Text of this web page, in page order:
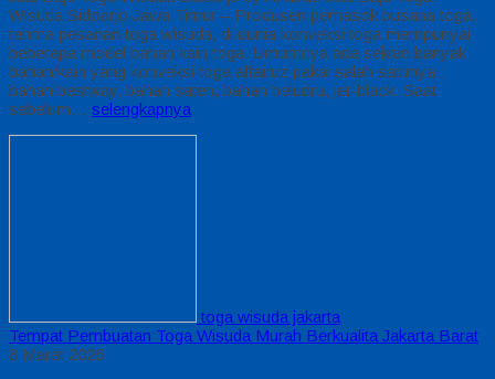
Wisuda Sidoarjo Jawa Timur – Produsen pemasok busana toga.
terima pesanan toga wisuda, di dunia konveksi toga mempunyai
beberapa model bahan kain toga. Umumnya ada sekian banyak
bahan/kain yang konveksi toga alfairuz pakai salah satunya :
bahan bestway, bahan saten, bahan beludru, jet-black. Saat
sebelum… selengkapnya
toga wisuda jakarta
Tempat Pembuatan Toga Wisuda Murah Berkualita Jakarta Barat
8 Maret 2026